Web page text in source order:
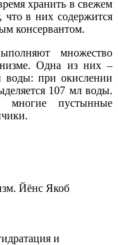
хранить в свежем
что в них содержится
консервантом.
множество
Одна из них –
воды: при окислении
107 мл воды.
многие пустынные
Йёнс Якоб
и